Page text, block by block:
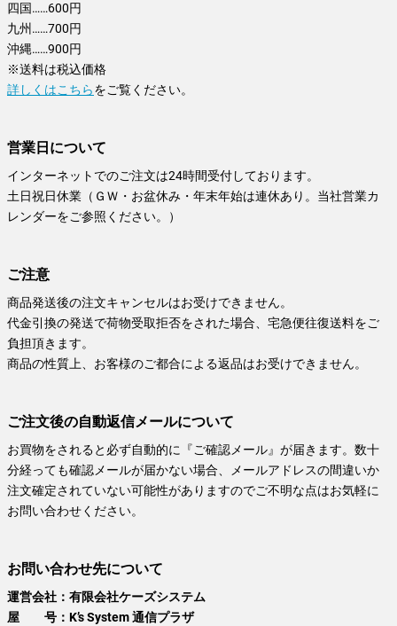
四国……600円
九州……700円
沖縄……900円
※送料は税込価格
詳しくはこちらをご覧ください。
営業日について
インターネットでのご注文は24時間受付しております。
土日祝日休業（ＧＷ・お盆休み・年末年始は連休あり。当社営業カ
レンダーをご参照ください。）
ご注意
商品発送後の注文キャンセルはお受けできません。
代金引換の発送で荷物受取拒否をされた場合、宅急便往復送料をご
負担頂きます。
商品の性質上、お客様のご都合による返品はお受けできません。
ご注文後の自動返信メールについて
お買物をされると必ず自動的に『ご確認メール』が届きます。数十
分経っても確認メールが届かない場合、メールアドレスの間違いか
注文確定されていない可能性がありますのでご不明な点はお気軽に
お問い合わせください。
お問い合わせ先について
運営会社：有限会社ケーズシステム
屋 号：K’s System 通信プラザ